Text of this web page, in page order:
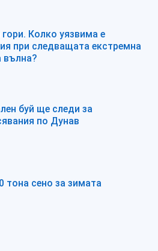
гори. Колко уязвима е
при следващата екстремна
вълна?
буй ще следи за
по Дунав
тона сено за зимата